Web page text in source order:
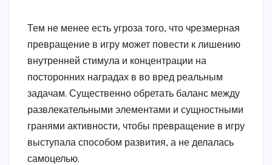
Тем не менее есть угроза того, что чрезмерная
превращение в игру может повести к лишению
внутренней стимула и концентрации на
посторонних наградах в во вред реальным
задачам. Существенно обретать баланс между
развлекательными элементами и сущностными
гранями активности, чтобы превращение в игру
выступала способом развития, а не делалась
самоцелью.